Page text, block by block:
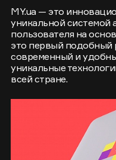
MY.ua — это
уникальной системой
пользователя на
это первый подобный
современный и
уникальные
всей стране.